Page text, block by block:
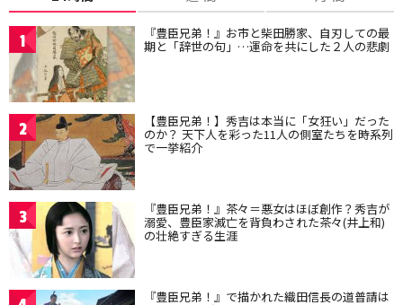
1 『豊臣兄弟！』お市と柴田勝家、自刃しての最
期と「辞世の句」…運命を共にした２人の悲劇
2 【豊臣兄弟！】秀吉は本当に「女狂い」だった
のか？ 天下人を彩った11人の側室たちを時系列
で一挙紹介
3 『豊臣兄弟！』茶々＝悪女はほぼ創作？秀吉が
溺愛、豊臣家滅亡を背負わされた茶々(井上和)
の壮絶すぎる生涯
『豊臣兄弟！』で描かれた織田信長の道普請は